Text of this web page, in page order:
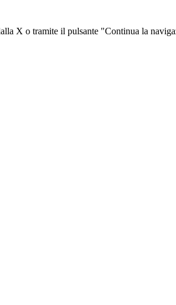
X o tramite il pulsante "Continua la